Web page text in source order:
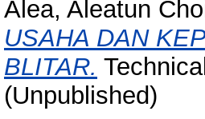
Alea, Aleatun
USAHA DAN
BLITAR.
(Unpublished)